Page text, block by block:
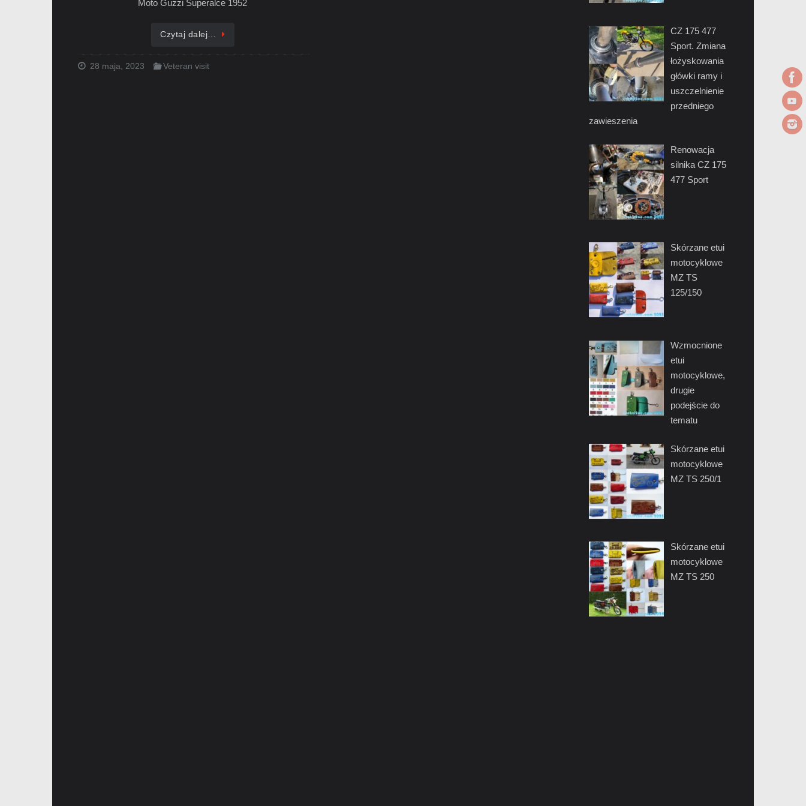
Moto Guzzi Superalce 1952
Czytaj dalej…
28 maja, 2023 Veteran visit
CZ 175 477
Sport. Zmiana
łożyskowania
główki ramy i
uszczelnienie
przedniego
zawieszenia
Renowacja
silnika CZ 175
477 Sport
Skórzane etui
motocyklowe
MZ TS
125/150
Wzmocnione
etui
motocyklowe,
drugie
podejście do
tematu
Skórzane etui
motocyklowe
MZ TS 250/1
Skórzane etui
motocyklowe
MZ TS 250